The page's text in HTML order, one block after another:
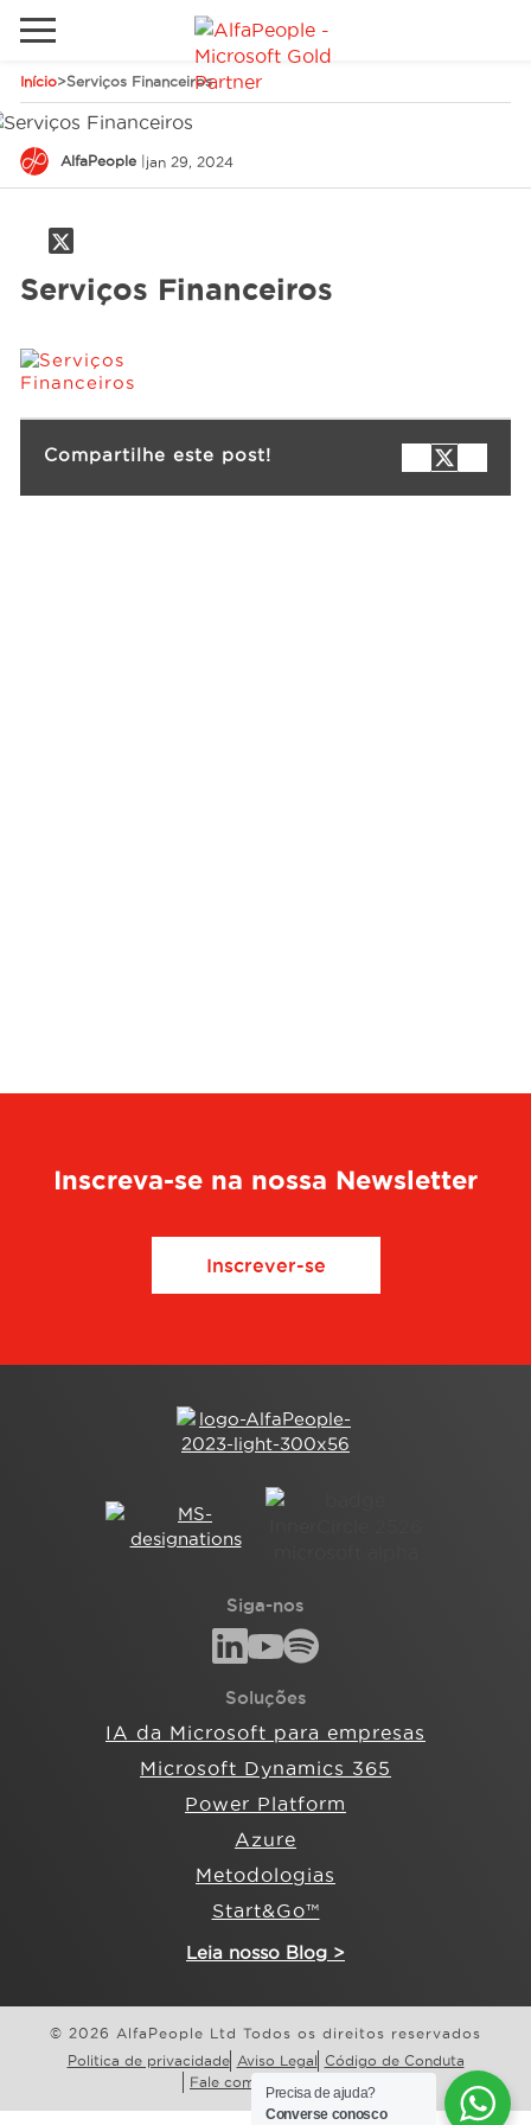
Início>Serviços Financeiros
AlfaPeople | jan 29, 2024
Serviços Financeiros
Compartilhe este post!
Inscreva-se na nossa Newsletter
Inscrever-se
Siga-nos
Soluções
IA da Microsoft para empresas
Microsoft Dynamics 365
Power Platform
Azure
Metodologias
Start&Go™
Leia nosso Blog >
© 2026 AlfaPeople Ltd Todos os direitos reservados
Politica de privacidade Aviso Legal Código de Conduta
Fale com a AlfaPeople
Soluções
Telefone
Sites Internacionais
Canadá
Estados Unidos
Precisa de ajuda?
Converse conosco